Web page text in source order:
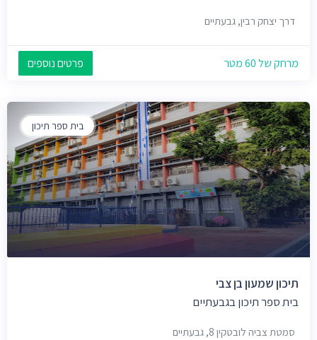
דרך יצחק רבין, גבעתיים
מרחק של 60 מטר פרטים נוספים
בית ספר תיכון
תיכון שמעון בן צבי
בית ספר תיכון בגבעתיים
סמטת צביה לובטקין 8, גבעתיים